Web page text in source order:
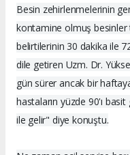
Besin zehirlenmelerinin
kontamine olmuş besinler
belirtilerinin 30 dakika ile
dile getiren Uzm. Dr.
gün sürer ancak bir
hastaların yüzde 90'ı
ile gelir" diye konuştu.